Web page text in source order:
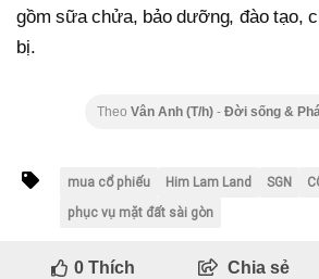
gồm sữa chửa, bảo dưỡng, đào tạo,
bị.
Theo Vân Anh (T/h) - Đời sống &
mua cổ phiếu Him Lam Land SGN
phục vụ mặt đất sài gòn
0Thích Chia sẻ